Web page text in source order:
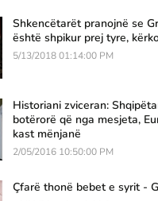
Shkencëtarët pranojnë se
është shpikur prej tyre,
5/13/2018 01:14:00 PM
Historiani zviceran:
botërorë që nga mesjeta,
kast mënjanë
2/05/2016 10:50:00 PM
Çfarë thonë bebet e syrit -